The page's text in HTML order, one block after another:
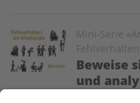
Mini-Serie
Beweise
und
Image